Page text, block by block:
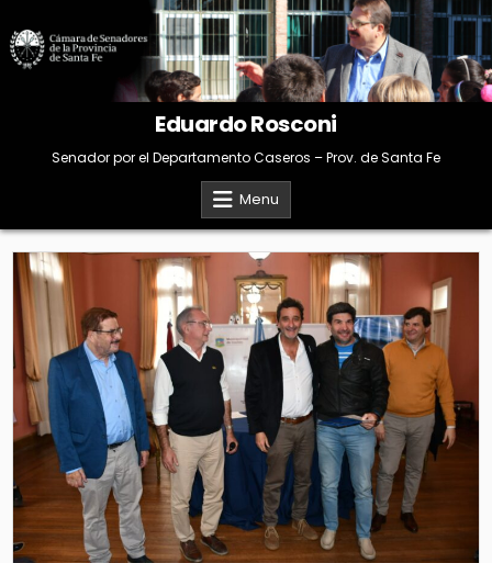
to
content
Eduardo Rosconi
Senador por el Departamento Caseros – Prov. de Santa Fe
Menu